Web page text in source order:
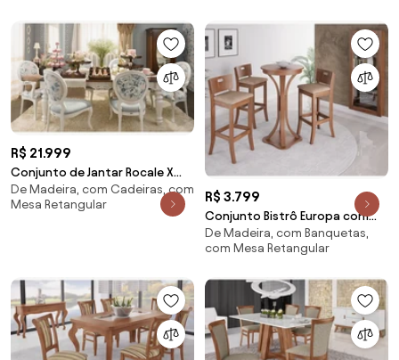
R$ 21.999
Conjunto de Jantar Rocale X
com Cadeiras Medalhão Kleiner
Schein -
De Madeira, com Cadeiras, com
Mesa Retangular
R$ 3.799
Conjunto Bistrô Europa com
Banqueta Dubai Miller
Interiores
De Madeira, com Banquetas,
com Mesa Retangular